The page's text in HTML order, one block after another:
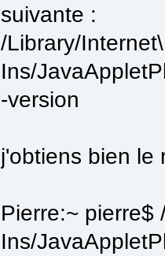
suivante :
/Library/
Ins/
-version
j'obtiens bien le
Pierre:~ pierre$
Ins/